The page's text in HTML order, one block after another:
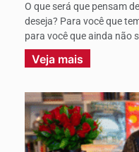
O que será que pensam
deseja? Para você que
para você que ainda não
Veja mais